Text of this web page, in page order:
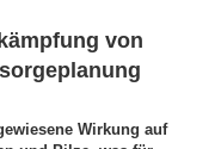
von
Wirkung auf